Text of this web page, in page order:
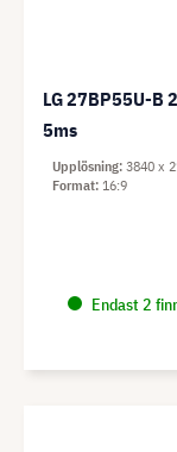
LG 27BP55U-B
5ms
Endast 2
Upplösning 3840 x
Format 16:9